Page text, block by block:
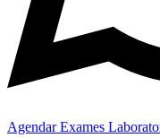
Agendar Exames